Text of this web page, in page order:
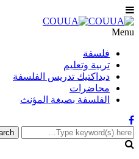
Menu
فلسفة
تربية وتعليم
ديداكتيك تدريس الفلسفة
محاضرات
الفلسفة بصيغة المؤنث